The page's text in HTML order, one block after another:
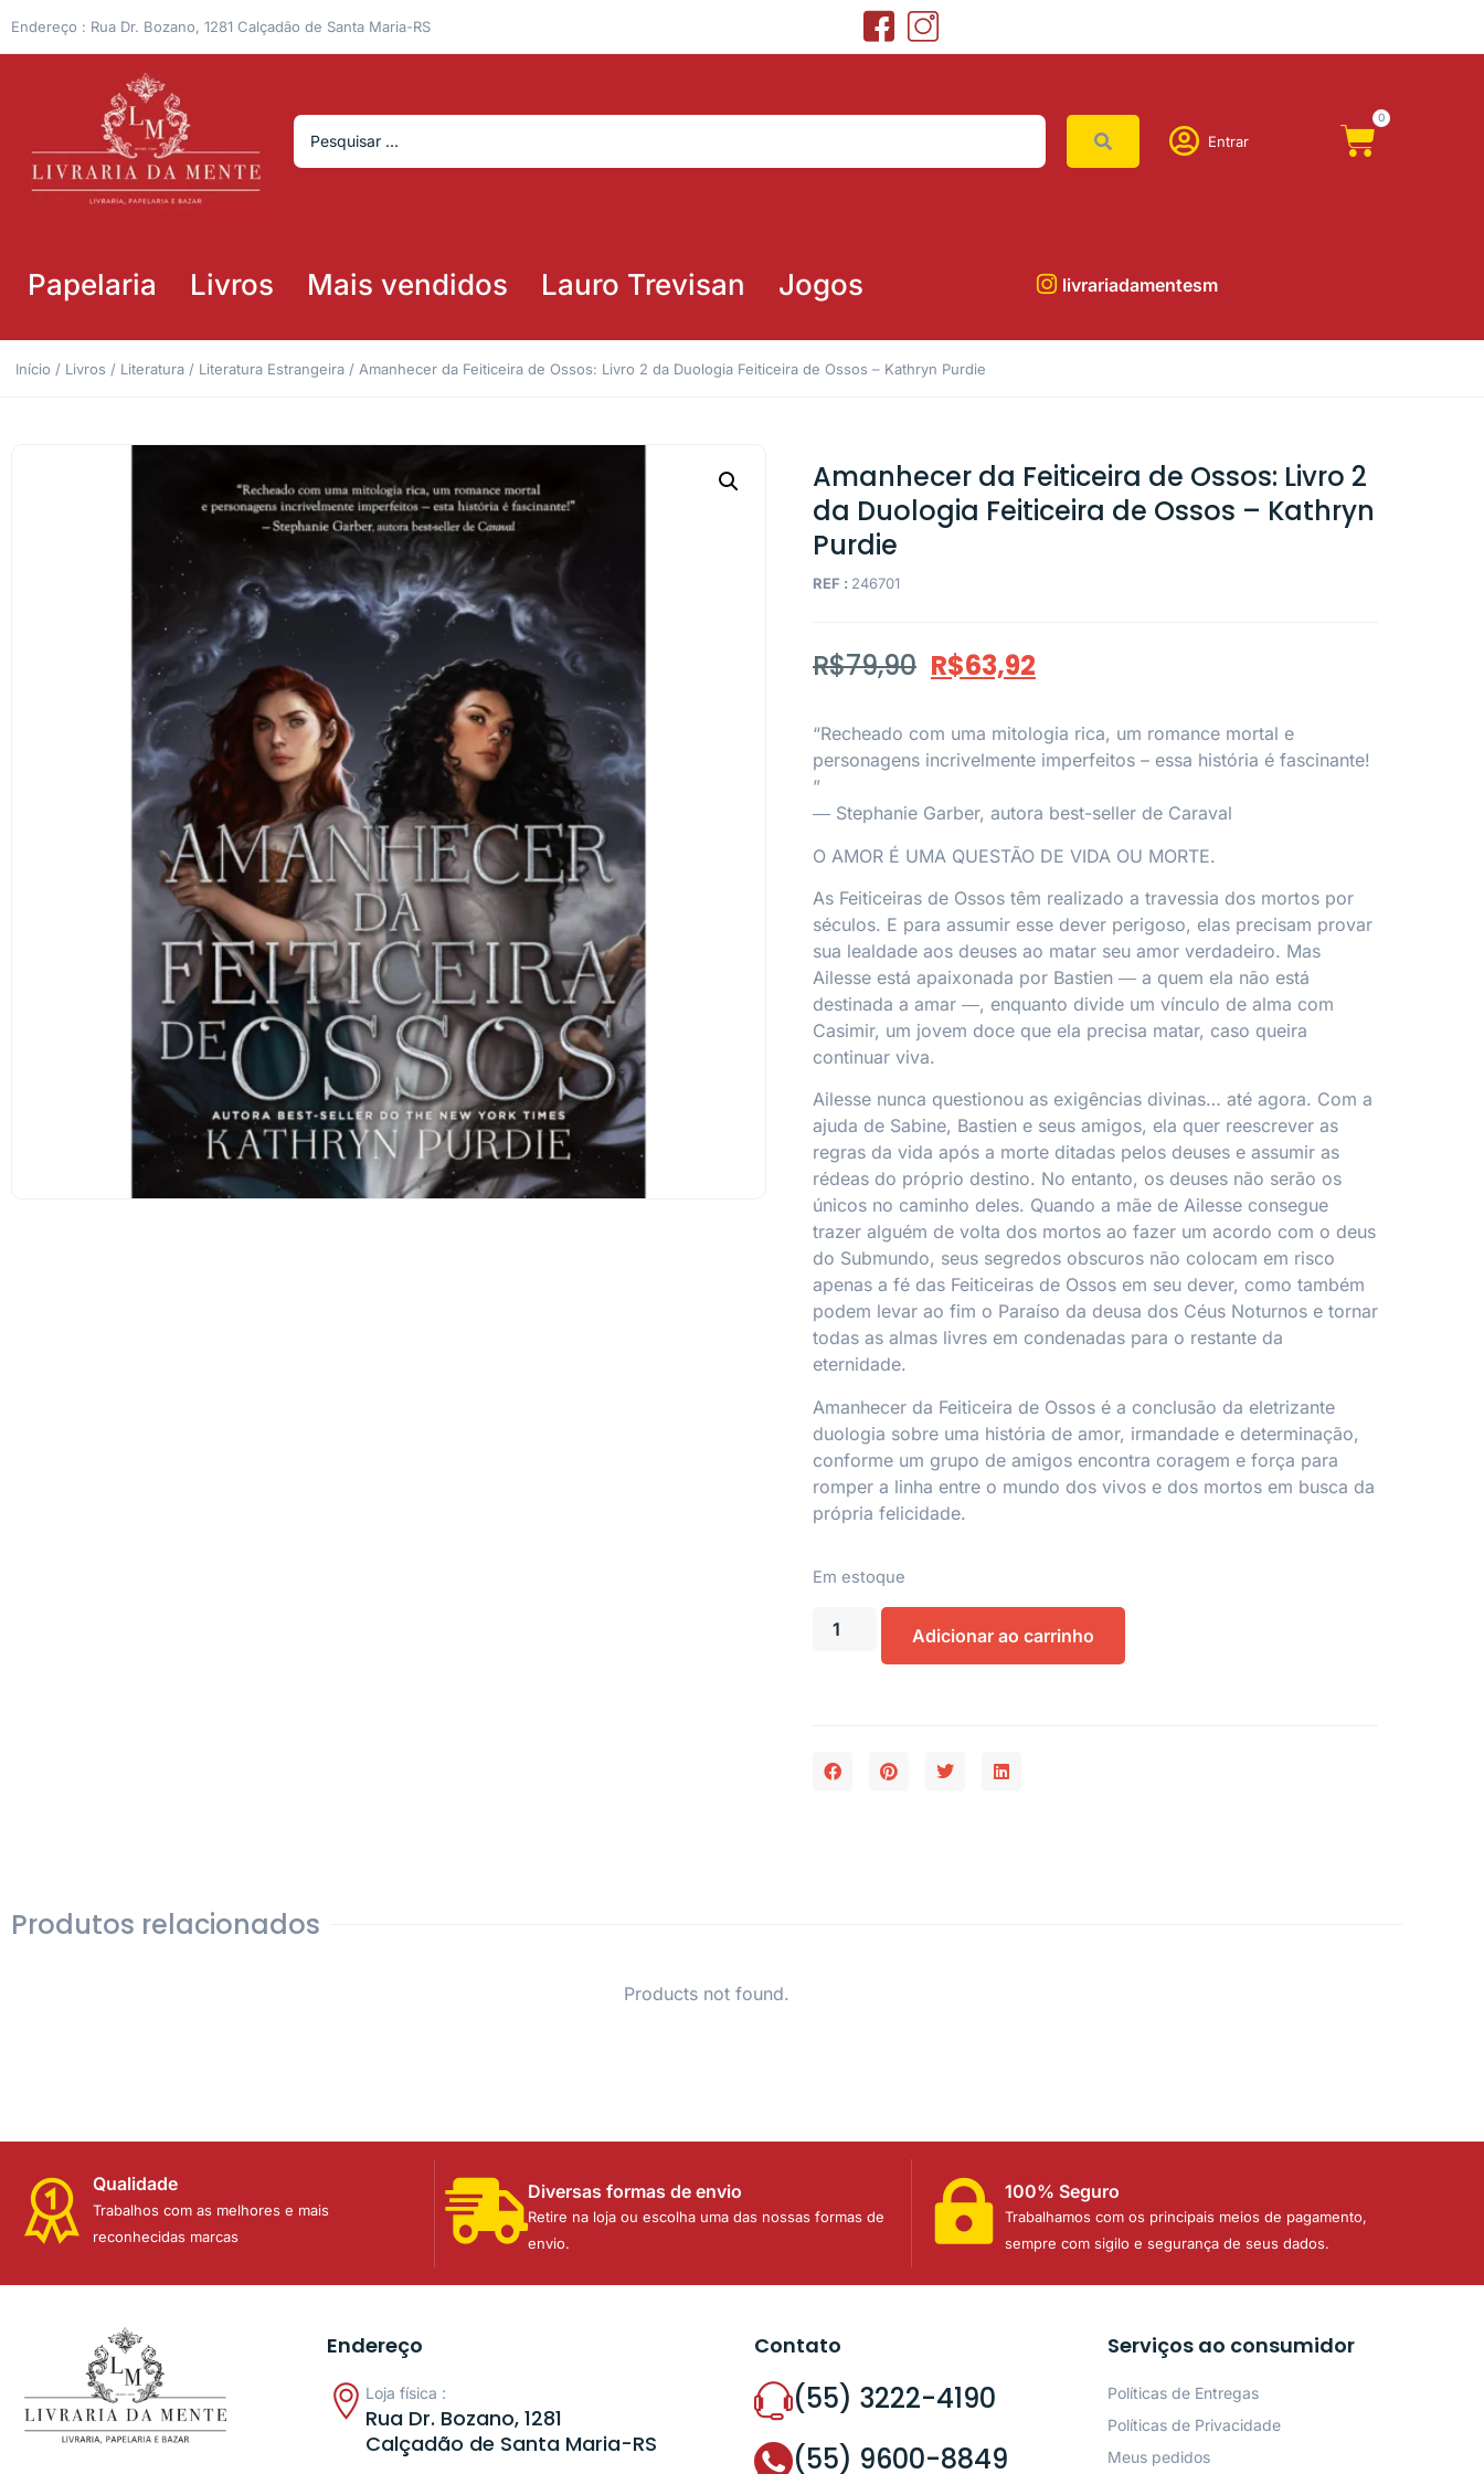
Endereço : Rua Dr. Bozano, 1281 Calçadão de Santa Maria-RS
Entrar
0
Papelaria Livros Mais vendidos Lauro Trevisan Jogos livrariadamentesm
Início / Livros / Literatura / Literatura Estrangeira / Amanhecer da Feiticeira de Ossos: Livro 2 da Duologia Feiticeira de Ossos – Kathryn Purdie
Amanhecer da Feiticeira de Ossos: Livro 2
da Duologia Feiticeira de Ossos – Kathryn
Purdie
REF : 246701
R$79,90 R$63,92
“Recheado com uma mitologia rica, um romance mortal e
personagens incrivelmente imperfeitos – essa história é fascinante!
”
― Stephanie Garber, autora best-seller de Caraval
O AMOR É UMA QUESTÃO DE VIDA OU MORTE.
As Feiticeiras de Ossos têm realizado a travessia dos mortos por
séculos. E para assumir esse dever perigoso, elas precisam provar
sua lealdade aos deuses ao matar seu amor verdadeiro. Mas
Ailesse está apaixonada por Bastien ― a quem ela não está
destinada a amar ―, enquanto divide um vínculo de alma com
Casimir, um jovem doce que ela precisa matar, caso queira
continuar viva.
Ailesse nunca questionou as exigências divinas… até agora. Com a
ajuda de Sabine, Bastien e seus amigos, ela quer reescrever as
regras da vida após a morte ditadas pelos deuses e assumir as
rédeas do próprio destino. No entanto, os deuses não serão os
únicos no caminho deles. Quando a mãe de Ailesse consegue
trazer alguém de volta dos mortos ao fazer um acordo com o deus
do Submundo, seus segredos obscuros não colocam em risco
apenas a fé das Feiticeiras de Ossos em seu dever, como também
podem levar ao fim o Paraíso da deusa dos Céus Noturnos e tornar
todas as almas livres em condenadas para o restante da
eternidade.
Amanhecer da Feiticeira de Ossos é a conclusão da eletrizante
duologia sobre uma história de amor, irmandade e determinação,
conforme um grupo de amigos encontra coragem e força para
romper a linha entre o mundo dos vivos e dos mortos em busca da
própria felicidade.
Em estoque
Adicionar ao carrinho
Produtos relacionados
Products not found.
Qualidade
Trabalhos com as melhores e mais
reconhecidas marcas
Diversas formas de envio
Retire na loja ou escolha uma das nossas formas de
envio.
100% Seguro
Trabalhamos com os principais meios de pagamento,
sempre com sigilo e segurança de seus dados.
Endereço
Loja física :
Rua Dr. Bozano, 1281
Calçadão de Santa Maria-RS
Contato
(55) 3222-4190
(55) 9600-8849
Serviços ao consumidor
Políticas de Entregas
Políticas de Privacidade
Meus pedidos